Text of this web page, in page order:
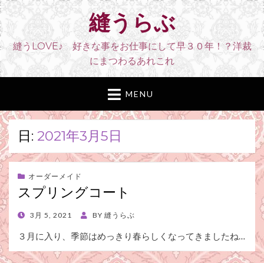
縫うらぶ
縫うLOVE♪ 好きな事をお仕事にして早３０年！？洋裁
にまつわるあれこれ
MENU
日: 2021年3月5日
オーダーメイド
スプリングコート
POSTED
3月 5, 2021 BY 縫うらぶ
３月に入り、季節はめっきり春らしくなってきましたね…